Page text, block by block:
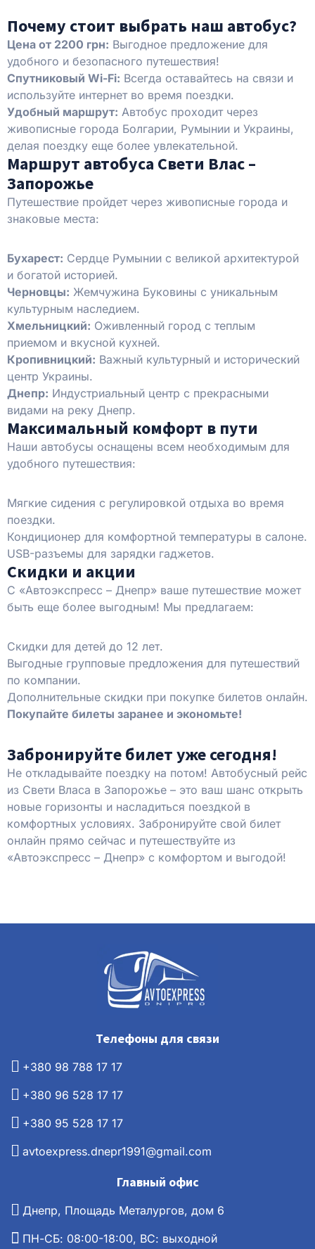
Почему стоит выбрать наш автобус?
Цена от 2200 грн: Выгодное предложение для
удобного и безопасного путешествия!
Спутниковый Wi-Fi: Всегда оставайтесь на связи и
используйте интернет во время поездки.
Удобный маршрут: Автобус проходит через
живописные города Болгарии, Румынии и Украины,
делая поездку еще более увлекательной.
Маршрут автобуса Свети Влас –
Запорожье
Путешествие пройдет через живописные города и
знаковые места:
Бухарест: Сердце Румынии с великой архитектурой
и богатой историей.
Черновцы: Жемчужина Буковины с уникальным
культурным наследием.
Хмельницкий: Оживленный город с теплым
приемом и вкусной кухней.
Кропивницкий: Важный культурный и исторический
центр Украины.
Днепр: Индустриальный центр с прекрасными
видами на реку Днепр.
Максимальный комфорт в пути
Наши автобусы оснащены всем необходимым для
удобного путешествия:
Мягкие сидения с регулировкой отдыха во время
поездки.
Кондиционер для комфортной температуры в салоне.
USB-разъемы для зарядки гаджетов.
Скидки и акции
С «Автоэкспресс – Днепр» ваше путешествие может
быть еще более выгодным! Мы предлагаем:
Скидки для детей до 12 лет.
Выгодные групповые предложения для путешествий
по компании.
Дополнительные скидки при покупке билетов онлайн.
Покупайте билеты заранее и экономьте!
Забронируйте билет уже сегодня!
Не откладывайте поездку на потом! Автобусный рейс
из Свети Власа в Запорожье – это ваш шанс открыть
новые горизонты и насладиться поездкой в
комфортных условиях. Забронируйте свой билет
онлайн прямо сейчас и путешествуйте из
«Автоэкспресс – Днепр» с комфортом и выгодой!
Телефоны для связи
+380 98 788 17 17
+380 96 528 17 17
+380 95 528 17 17
avtoexpress.dnepr1991@gmail.com
Главный офис
Днепр, Площадь Металургов, дом 6
ПН-СБ: 08:00-18:00, ВС: выходной